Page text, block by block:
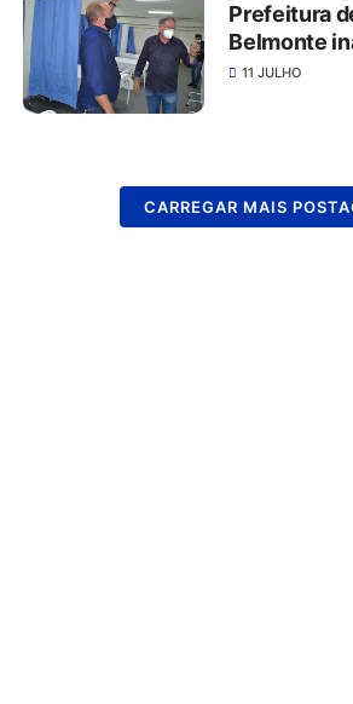
Prefeitura
Belmonte
com 12
11 JULHO
CARREGAR MAIS